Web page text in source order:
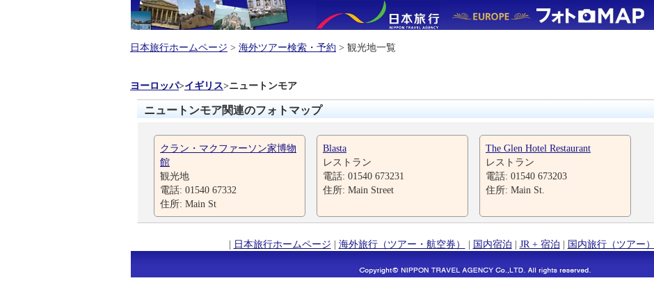
日本旅行ホームページ > 海外ツアー検索・予約 > 観光地一覧
ヨーロッパ>イギリス>ニュートンモア
ニュートンモア関連のフォトマップ
クラン・マクファーソン家博物
館
観光地
電話: 01540 67332
住所: Main St
Blasta
レストラン
電話: 01540 673231
住所: Main Street
The Glen Hotel Restaurant
レストラン
電話: 01540 673203
住所: Main St.
| 日本旅行ホームページ | 海外旅行（ツアー・航空券） | 国内宿泊 | JR + 宿泊 | 国内旅行（ツアー）